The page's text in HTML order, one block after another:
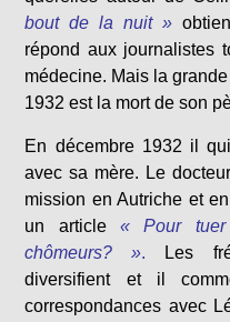
bout de la nuit »
répond aux journalistes
médecine. Mais la
1932 est la mort de son
En décembre 1932 il
avec sa mère. Le
mission en Autriche et
un article « Pour tuer
chômeurs? ». Les
diversifient et il
correspondances avec